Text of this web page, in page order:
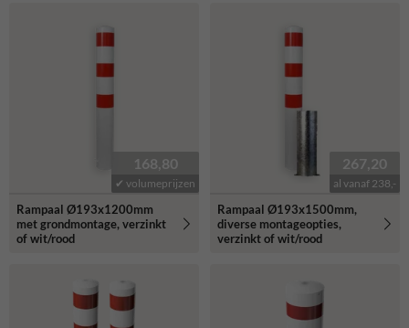
168,80
✔ volumeprijzen
Rampaal Ø193x1200mm
met grondmontage, verzinkt
of wit/rood
267,20
al vanaf 238,-
Rampaal Ø193x1500mm,
diverse montageopties,
verzinkt of wit/rood